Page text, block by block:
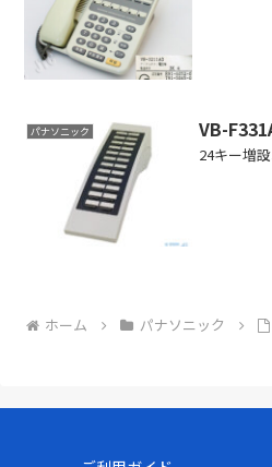
パナソニック VB-
24キー増
ホーム パナソニック